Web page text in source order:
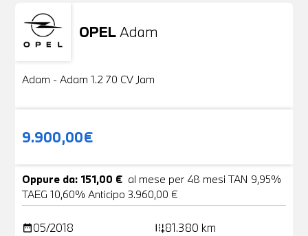
OPELAdam
Usato
Adam - Adam 1.2 70 CV Jam
9.900,00€
Oppure da: 151,00 € al mese per 48 mesi TAN 9,95%
TAEG 10,60% Anticipo 3.960,00 €
date_range05/2018 add_road81.380 km